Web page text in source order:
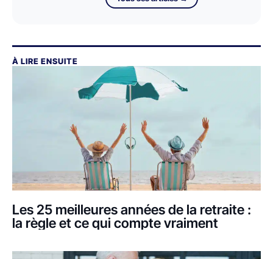
À LIRE ENSUITE
Les 25 meilleures années de la retraite :
la règle et ce qui compte vraiment